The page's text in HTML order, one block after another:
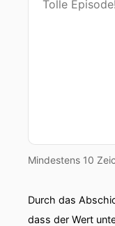
Mindestens 10
Durch das
dass der Wert